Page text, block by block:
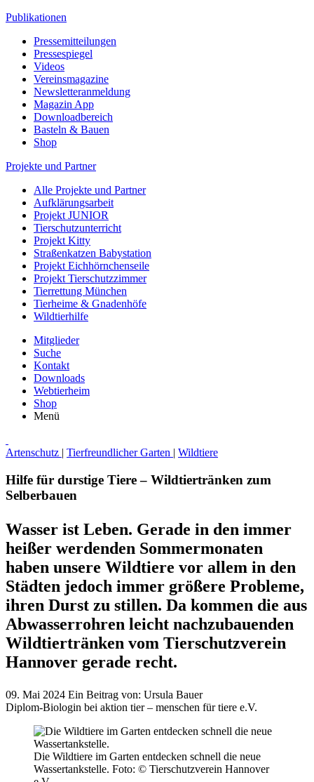
Publikationen
Pressemitteilungen
Pressespiegel
Videos
Vereinsmagazine
Newsletteranmeldung
Magazin App
Downloadbereich
Basteln & Bauen
Shop
Projekte und Partner
Alle Projekte und Partner
Aufklärungsarbeit
Projekt JUNIOR
Tierschutzunterricht
Projekt Kitty
Straßenkatzen Babystation
Projekt Eichhörnchenseile
Projekt Tierschutzzimmer
Tierrettung München
Tierheime & Gnadenhöfe
Wildtierhilfe
Mitglieder
Suche
Kontakt
Downloads
Webtierheim
Shop
Menü
Artenschutz | Tierfreundlicher Garten | Wildtiere
Hilfe für durstige Tiere – Wildtiertränken zum
Selberbauen
Wasser ist Leben. Gerade in den immer
heißer werdenden Sommermonaten
haben unsere Wildtiere vor allem in den
Städten jedoch immer größere Probleme,
ihren Durst zu stillen. Da kommen die aus
Abwasserrohren leicht nachzubauenden
Wildtiertränken vom Tierschutzverein
Hannover gerade recht.
09. Mai 2024 Ein Beitrag von: Ursula Bauer
Diplom-Biologin bei aktion tier – menschen für tiere e.V.
Die Wildtiere im Garten entdecken schnell die neue
Wassertankstelle. Foto: © Tierschutzverein Hannover